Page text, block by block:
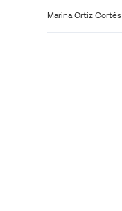
Marina Ortiz Cortés